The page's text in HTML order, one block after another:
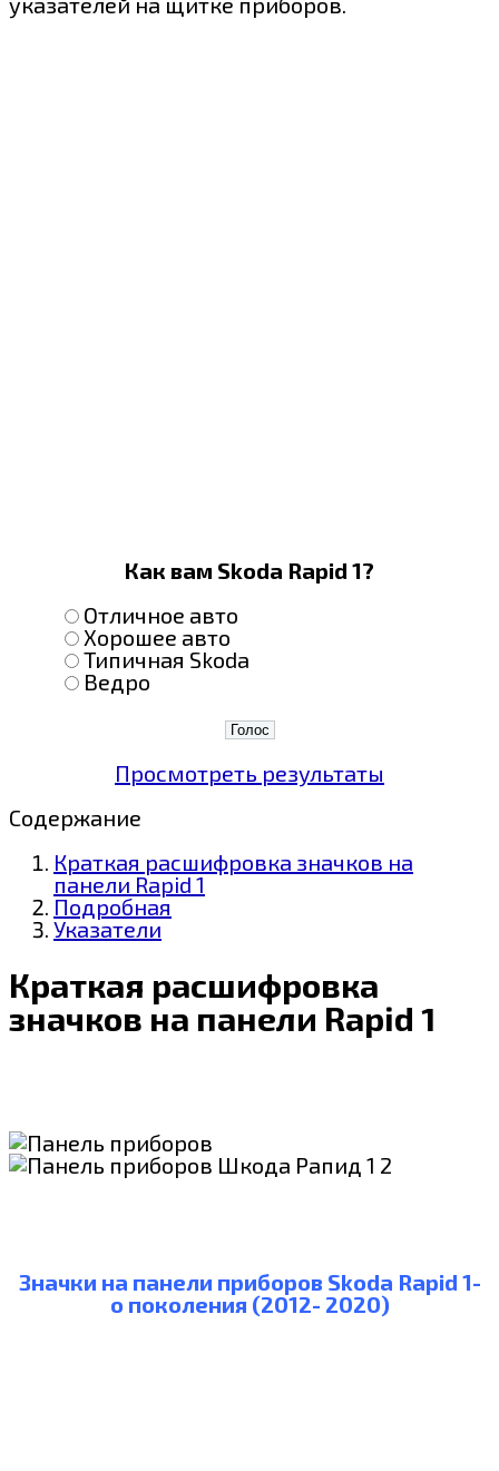
Как вам Skoda Rapid 1?
Отличное авто
Хорошее авто
Типичная Skoda
Ведро
Просмотреть результаты
Содержание
Краткая расшифровка значков на
панели Rapid 1
Подробная
Указатели
Краткая расшифровка
значков на панели Rapid 1
Значки на панели приборов Skoda Rapid 1-
о поколения (2012- 2020)